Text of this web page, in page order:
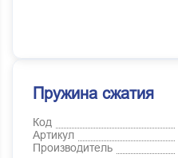
Пружина сжатия
Код
Артикул
Производитель